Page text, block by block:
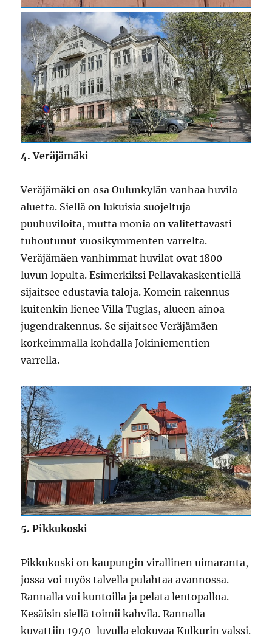
4. Veräjämäki
Veräjämäki on osa Oulunkylän vanhaa huvila-
aluetta. Siellä on lukuisia suojeltuja
puuhuviloita, mutta monia on valitettavasti
tuhoutunut vuosikymmenten varrelta.
Veräjämäen vanhimmat huvilat ovat 1800-
luvun lopulta. Esimerkiksi Pellavakaskentiellä
sijaitsee edustavia taloja. Komein rakennus
kuitenkin lienee Villa Tuglas, alueen ainoa
jugendrakennus. Se sijaitsee Veräjämäen
korkeimmalla kohdalla Jokiniementien
varrella.
5. Pikkukoski
Pikkukoski on kaupungin virallinen uimaranta,
jossa voi myös talvella pulahtaa avannossa.
Rannalla voi kuntoilla ja pelata lentopalloa.
Kesäisin siellä toimii kahvila. Rannalla
kuvattiin 1940-luvulla elokuvaa Kulkurin valssi.